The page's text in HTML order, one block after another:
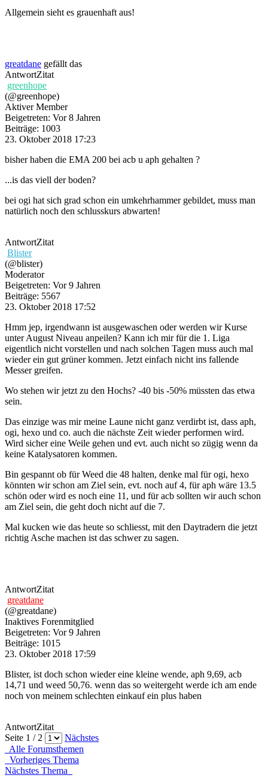
Allgemein sieht es grauenhaft aus!
greatdane gefällt das
AntwortZitat
greenhope
(@greenhope)
Aktiver Member
Beigetreten: Vor 8 Jahren
Beiträge: 1003
23. Oktober 2018 17:23
bisher haben die EMA 200 bei acb u aph gehalten ?
...is das viell der boden?
bei ogi hat sich grad schon ein umkehrhammer gebildet, muss man
natürlich noch den schlusskurs abwarten!
AntwortZitat
Blister
(@blister)
Moderator
Beigetreten: Vor 9 Jahren
Beiträge: 5567
23. Oktober 2018 17:52
Hmm jep, irgendwann ist ausgewaschen oder werden wir Kurse
unter August Niveau anpeilen? Kann ich mir für die 1. Liga
eigentlich nicht vorstellen und nach solchen Tagen muss auch mal
wieder ein gut grüner kommen. Jetzt einfach nicht ins fallende
Messer greifen.
Wo stehen wir jetzt zu den Hochs? -40 bis -50% müssten das etwa
sein.
Das einzige was mir meine Laune nicht ganz verdirbt ist, dass aph,
ogi, hexo und co. auch die nächste Zeit wieder performen wird.
Wird sicher eine Weile gehen und evt. auch nicht so zügig wenn da
keine Katalysatoren kommen.
Bin gespannt ob für Weed die 48 halten, denke mal für ogi, hexo
könnten wir schon am Ziel sein, evt. noch auf 4, für aph wäre 13.5
schön oder wird es noch eine 11, und für acb sollten wir auch schon
am Ziel sein, die geht doch nicht auf die 7.
Mal kucken wie das heute so schliesst, mit den Daytradern die jetzt
richtig Asche machen ist das schwer zu sagen.
AntwortZitat
greatdane
(@greatdane)
Inaktives Forenmitglied
Beigetreten: Vor 9 Jahren
Beiträge: 1015
23. Oktober 2018 17:59
Blister, ist doch schon wieder eine kleine wende, aph 9,69, acb
14,71 und weed 50,76. wenn das so weitergeht werde ich am ende
noch von meinem schlechten einkauf ein plus haben
AntwortZitat
Seite 1 / 2
Nächstes
Alle Forumsthemen
Vorheriges Thema
Nächstes Thema